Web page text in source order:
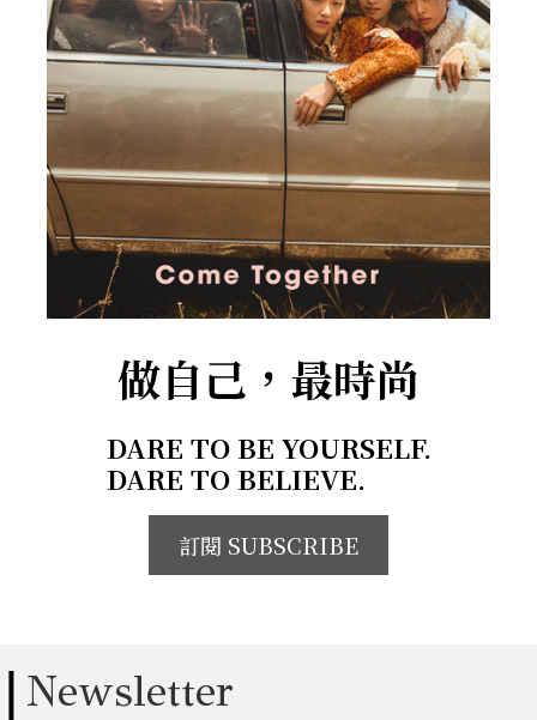
做自己，最時尚
DARE TO BE YOURSELF.
DARE TO BELIEVE.
訂閱 SUBSCRIBE
Newsletter